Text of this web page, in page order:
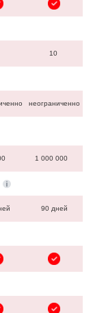
10
неограниченно
1 000 000
90 дней